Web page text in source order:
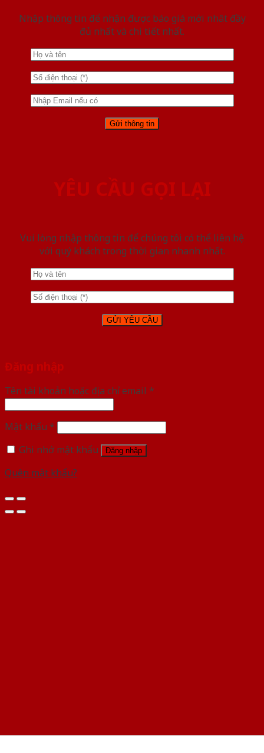
Nhập thông tin để nhận được báo giá mới nhât đầy
đủ nhất và chi tiết nhất.
YÊU CẦU GỌI LẠI
Vui lòng nhập thông tin để chúng tôi có thể liên hệ
với quý khách trong thời gian nhanh nhất.
Đăng nhập
Tên tài khoản hoặc địa chỉ email *
Mật khẩu *
Ghi nhớ mật khẩu
Đăng nhập
Quên mật khẩu?